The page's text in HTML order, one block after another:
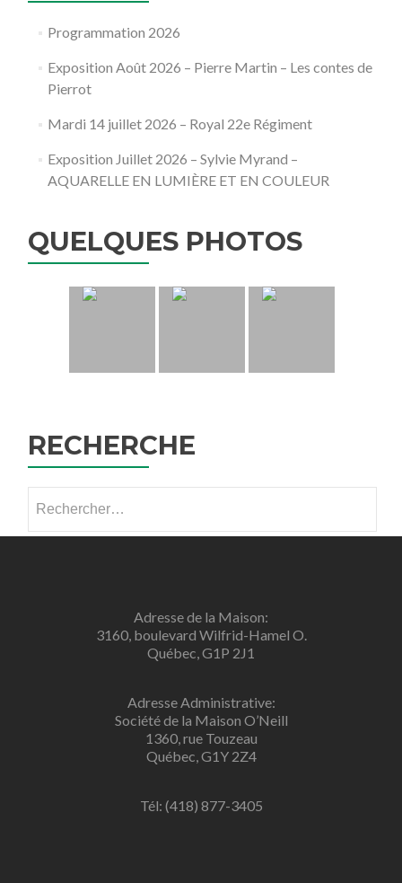
Programmation 2026
Exposition Août 2026 – Pierre Martin – Les contes de
Pierrot
Mardi 14 juillet 2026 – Royal 22e Régiment
Exposition Juillet 2026 – Sylvie Myrand –
AQUARELLE EN LUMIÈRE ET EN COULEUR
QUELQUES PHOTOS
RECHERCHE
Adresse de la Maison:
3160, boulevard Wilfrid-Hamel O.
Québec, G1P 2J1
Adresse Administrative:
Société de la Maison O’Neill
1360, rue Touzeau
Québec, G1Y 2Z4
Tél: (418) 877-3405